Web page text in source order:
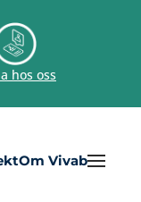
hos oss
Om Vivab